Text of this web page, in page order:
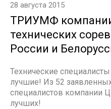
28 августа 2015
ТРИУМФ
технических
России и
Технические
лучшие! Из 52
специалистов компании
лучших!